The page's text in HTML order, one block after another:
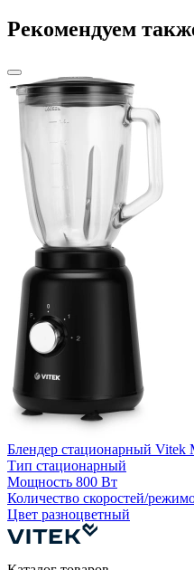
Рекомендуем
Блендер стационарный Vitek
Тип стационарный
Мощность 800 Вт
Количество скоростей/
Цвет разноцветный